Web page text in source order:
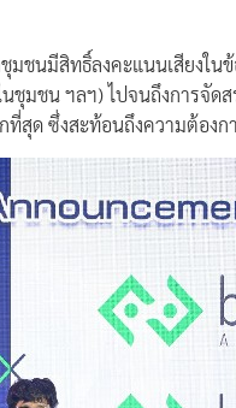
มชนมีสิทธิ์ลงคะแนนเสียงใน
ชุมชน ฯลฯ) ไปจนถึงการจัด
สุด ซึ่งสะท้อนถึงความต้องก